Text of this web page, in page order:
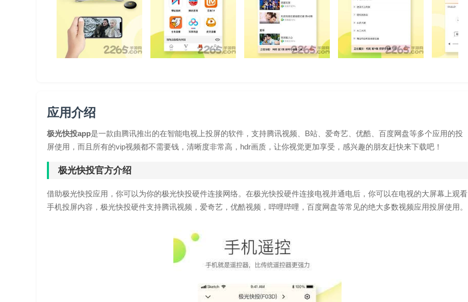
应用介绍
极光快投app是一款由腾讯推出的在智能电视上投屏的软件，支持腾讯视频、B站、爱奇艺、优酷、百度网盘等多个应用的投
屏使用，而且所有的vip视频都不需要钱，清晰度非常高，hdr画质，让你视觉更加享受，感兴趣的朋友赶快来下载吧！
极光快投官方介绍
借助极光快投应用，你可以为你的极光快投硬件连接网络。在极光快投硬件连接电视并通电后，你可以在电视的大屏幕上观看
手机投屏内容，极光快投硬件支持腾讯视频，爱奇艺，优酷视频，哔哩哔哩，百度网盘等常见的绝大多数视频应用投屏使用。